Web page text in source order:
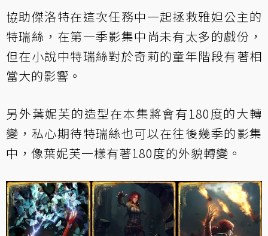
協助傑洛特在這次任務中一起拯救雅妲公主的
特瑞絲，在第一季影集中尚未有太多的戲份，
但在小說中特瑞絲對於奇莉的童年階段有著相
當大的影響。
另外葉妮芙的造型在本集將會有180度的大轉
變，私心期待特瑞絲也可以在往後幾季的影集
中，像葉妮芙一樣有著180度的外貌轉變。